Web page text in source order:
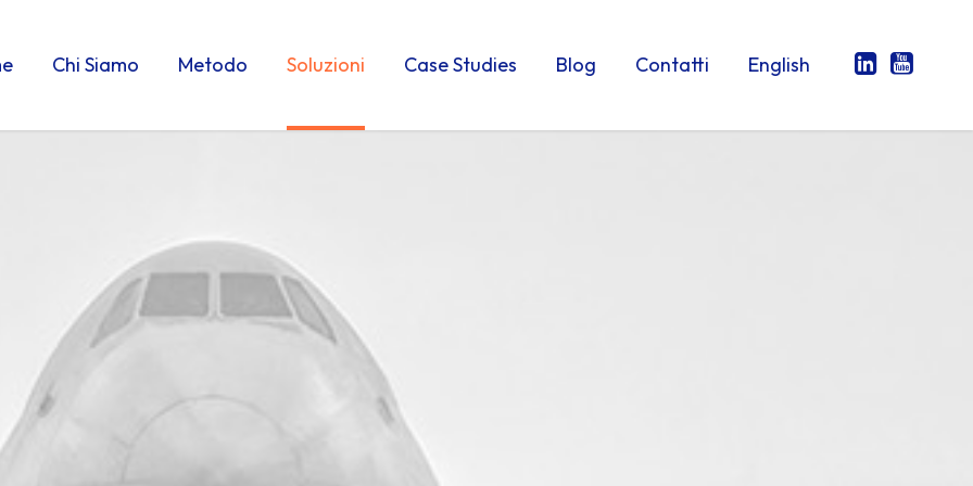
Chi Siamo Metodo Soluzioni Case Studies Blog Contatti English